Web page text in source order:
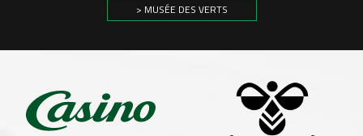
> MUSÉE DES VERTS